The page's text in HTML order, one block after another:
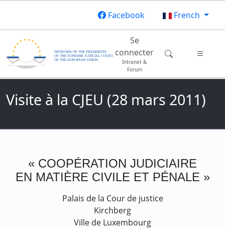
Facebook
French
Main navigation
Se
connecter
Intranet &
Forum
Visite à la CJEU (28 mars 2011)
« COOPÉRATION JUDICIAIRE
EN MATIÈRE CIVILE ET PÉNALE »
Palais de la Cour de justice
Kirchberg
Ville de Luxembourg